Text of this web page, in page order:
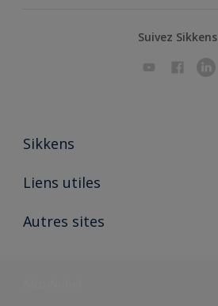
Suivez Sikkens
Sikkens
A propos de Sikkens
Liens utiles
Ouvrir un magasin PASS
Autres sites